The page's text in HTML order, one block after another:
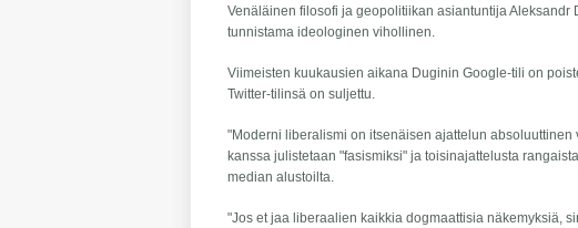
Venäläinen filosofi ja geopolitiikan asiantuntija
tunnistama ideologinen vihollinen.
Viimeisten kuukausien aikana Duginin Google-tili on
Twitter-tilinsä on suljettu.
"Moderni liberalismi on itsenäisen ajattelun
kanssa julistetaan "fasismiksi" ja toisinajattelusta
median alustoilta.
"Jos et jaa liberaalien kaikkia dogmaattisia näkemyksiä,